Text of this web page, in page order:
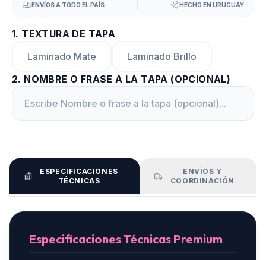
ENVÍOS A TODO EL PAÍS HECHO EN URUGUAY
1. TEXTURA DE TAPA
Laminado Mate
Laminado Brillo
2. NOMBRE O FRASE A LA TAPA (OPCIONAL)
ESPECIFICACIONES
TÉCNICAS
ENVÍOS Y
COORDINACIÓN
Especificaciones Técnicas Premium